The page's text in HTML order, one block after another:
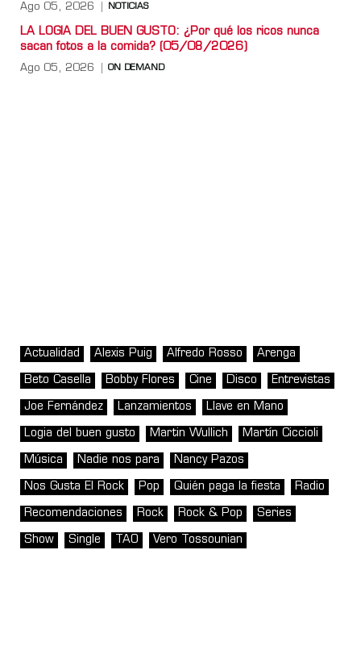
Ago 05, 2026 NOTICIAS
LA LOGIA DEL BUEN GUSTO: ¿Por qué los ricos nunca
sacan fotos a la comida? (05/08/2026)
Ago 05, 2026 ON DEMAND
Actualidad Alexis Puig Alfredo Rosso Arenga
Beto Casella Bobby Flores Cine Disco Entrevistas
Joe Fernández Lanzamientos Llave en Mano
Logia del buen gusto Martin Wullich Martín Ciccioli
Música Nadie nos para Nancy Pazos
Nos Gusta El Rock Pop Quién paga la fiesta Radio
Recomendaciones Rock Rock & Pop Series
Show Single TAO Vero Tossounian